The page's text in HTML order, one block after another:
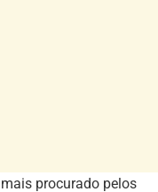
procurado pelos